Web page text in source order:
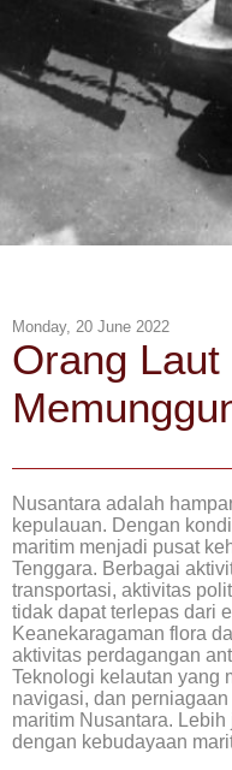
Monday, 20 June 2022
Orang Laut
Nusantara adalah
kepulauan. Dengan
maritim menjadi pusat
Tenggara. Berbagai
transportasi, aktivitas
tidak dapat terlepas dari
Keanekaragaman flora
aktivitas perdagangan
Teknologi kelautan yang
navigasi, dan
maritim Nusantara.
dengan kebudayaan